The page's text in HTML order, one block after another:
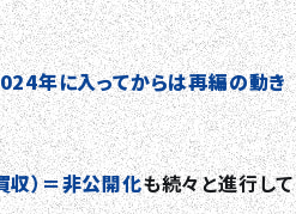
年に入ってからは再編の動き
収）＝非公開化も続々と進行して